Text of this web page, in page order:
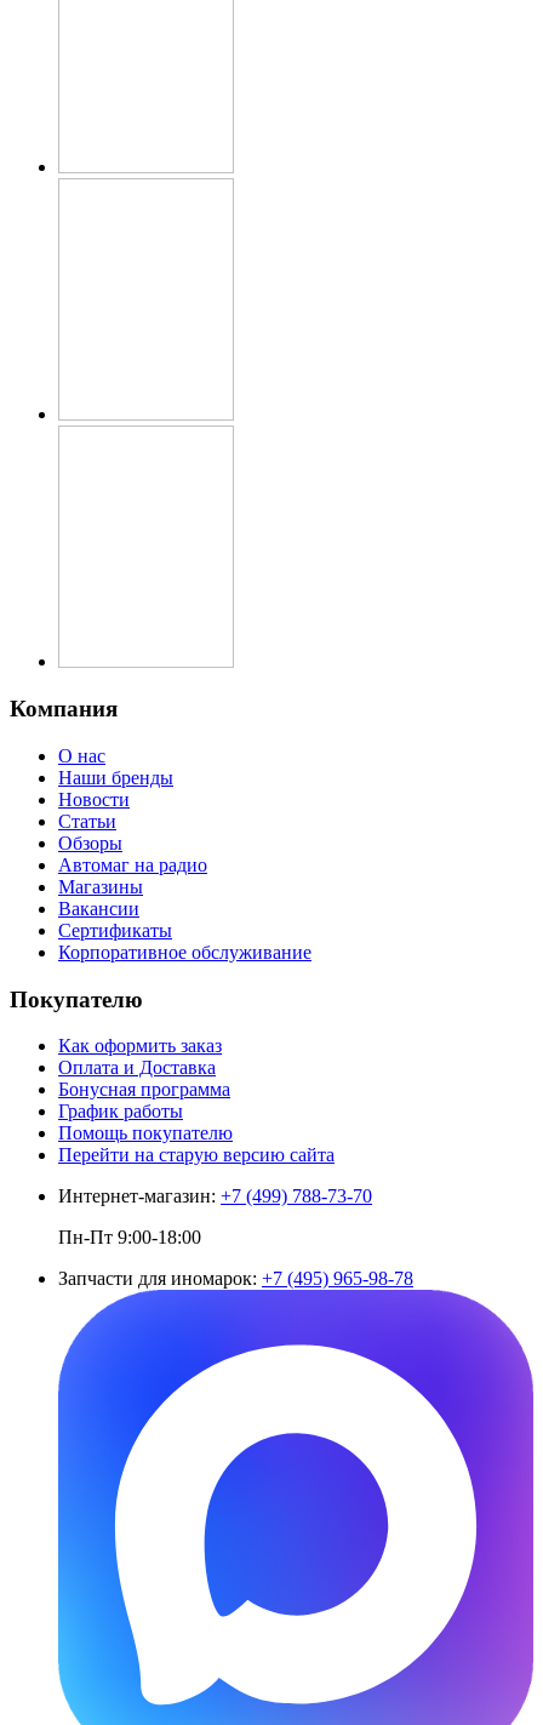
Компания
О нас
Наши бренды
Новости
Статьи
Обзоры
Автомаг на радио
Магазины
Вакансии
Сертификаты
Корпоративное обслуживание
Покупателю
Как оформить заказ
Оплата и Доставка
Бонусная программа
График работы
Помощь покупателю
Перейти на старую версию сайта
Интернет-магазин: +7 (499) 788-73-70
Пн-Пт 9:00-18:00
Запчасти для иномарок: +7 (495) 965-98-78